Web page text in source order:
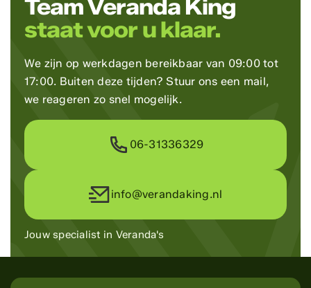
Team Veranda King
staat voor u klaar.
We zijn op werkdagen bereikbaar van 09:00 tot
17:00. Buiten deze tijden? Stuur ons een mail,
we reageren zo snel mogelijk.
06-31336329
info@verandaking.nl
Jouw specialist in Veranda's